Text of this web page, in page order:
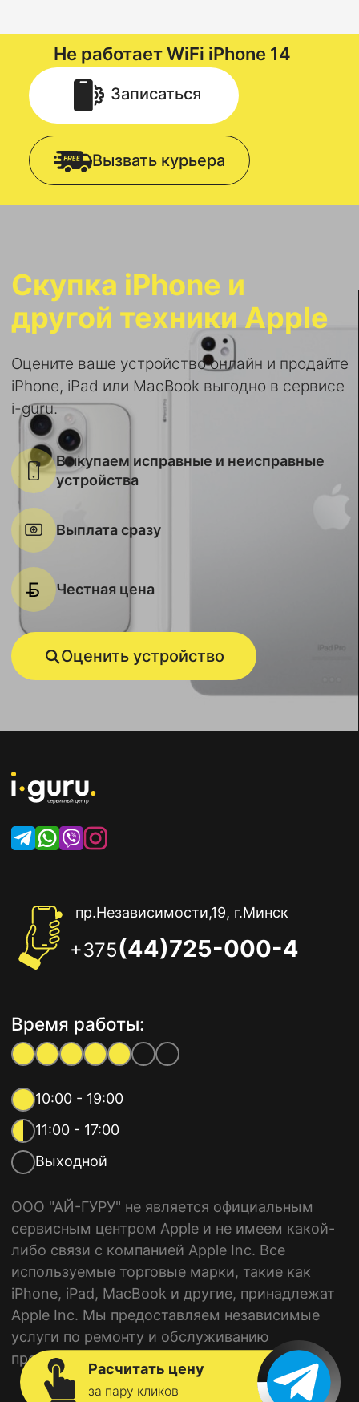
Не работает WiFi iPhone 14
Записаться
Вызвать курьера
Скупка iPhone и
другой техники Apple
Оцените ваше устройство онлайн и продайте
iPhone, iPad или MacBook выгодно в сервисе
i-guru.
Выкупаем исправные и неисправные
устройства
Выплата сразу
Честная цена
Оценить устройство
пр.Независимости,19, г.Минск
+375(44)725-000-4
Время работы:
10:00 - 19:00
11:00 - 17:00
Выходной
ООО "АЙ-ГУРУ" не является официальным
сервисным центром Apple и не имеем какой-
либо связи с компанией Apple Inc. Все
используемые торговые марки, такие как
iPhone, iPad, MacBook и другие, принадлежат
Apple Inc. Мы предоставляем независимые
услуги по ремонту и обслуживанию
продукции Apple.
Расчитать цену
за пару кликов